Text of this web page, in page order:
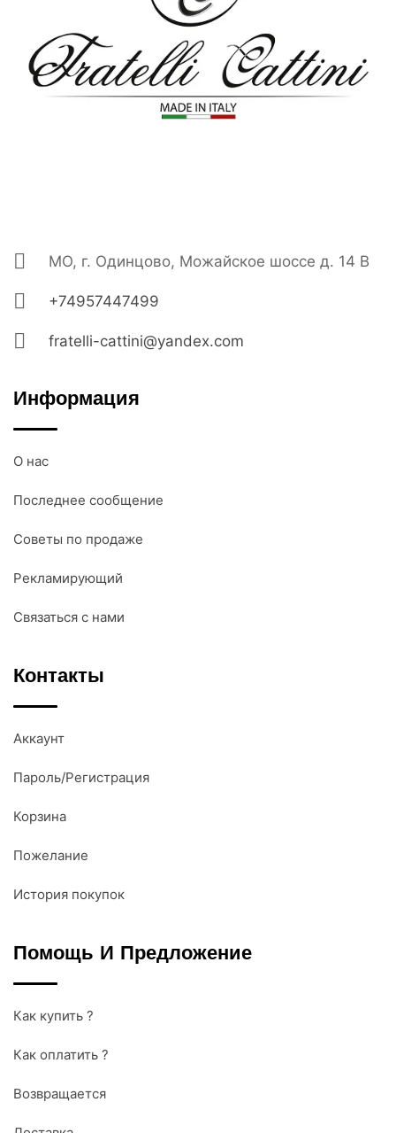
МО, г. Одинцово, Можайское шоссе д. 14 В
+74957447499
fratelli-cattini@yandex.com
Информация
О нас
Последнее сообщение
Советы по продаже
Рекламирующий
Связаться с нами
Контакты
Аккаунт
Пароль/Регистрация
Корзина
Пожелание
История покупок
Помощь И Предложение
Как купить ?
Как оплатить ?
Возвращается